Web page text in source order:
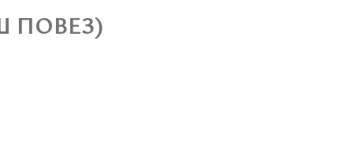
ПОВЕЗ)